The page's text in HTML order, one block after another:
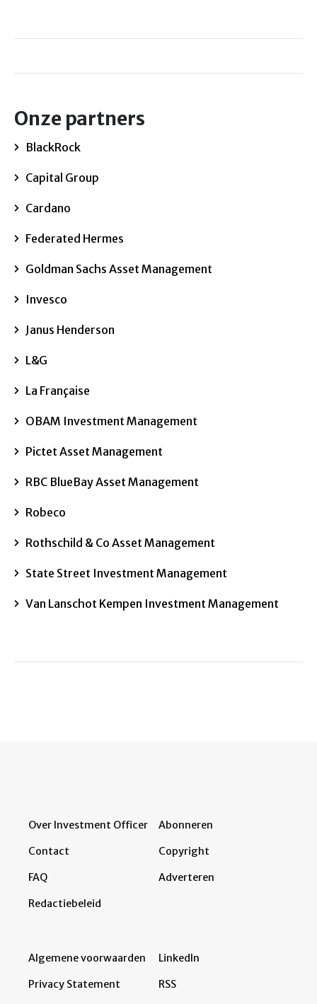
Onze partners
BlackRock
Capital Group
Cardano
Federated Hermes
Goldman Sachs Asset Management
Invesco
Janus Henderson
L&G
La Française
OBAM Investment Management
Pictet Asset Management
RBC BlueBay Asset Management
Robeco
Rothschild & Co Asset Management
State Street Investment Management
Van Lanschot Kempen Investment Management
Over Investment Officer
Contact
FAQ
Redactiebeleid
Abonneren
Copyright
Adverteren
Algemene voorwaarden
Privacy Statement
LinkedIn
RSS